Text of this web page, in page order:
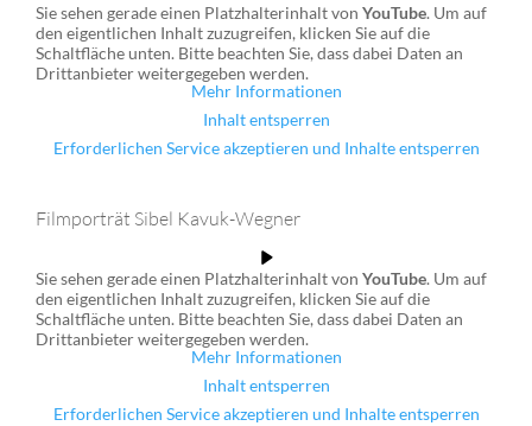
Sie sehen gerade einen Platzhalterinhalt von YouTube. Um auf
den eigentlichen Inhalt zuzugreifen, klicken Sie auf die
Schaltfläche unten. Bitte beachten Sie, dass dabei Daten an
Drittanbieter weitergegeben werden.
Mehr Informationen
Inhalt entsperren
Erforderlichen Service akzeptieren und Inhalte entsperren
Filmporträt Sibel Kavuk-Wegner
Sie sehen gerade einen Platzhalterinhalt von YouTube. Um auf
den eigentlichen Inhalt zuzugreifen, klicken Sie auf die
Schaltfläche unten. Bitte beachten Sie, dass dabei Daten an
Drittanbieter weitergegeben werden.
Mehr Informationen
Inhalt entsperren
Erforderlichen Service akzeptieren und Inhalte entsperren